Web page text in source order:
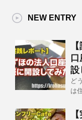
NEW ENTRY
設
ど
は